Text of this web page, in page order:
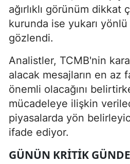
ağırlıklı görünüm dikkat
kurunda ise yukarı
gözlendi.
Analistler, TCMB'nin
alacak mesajların en az
önemli olacağını
mücadeleye ilişkin
piyasalarda yön
ifade ediyor.
GÜNÜN KRITIK